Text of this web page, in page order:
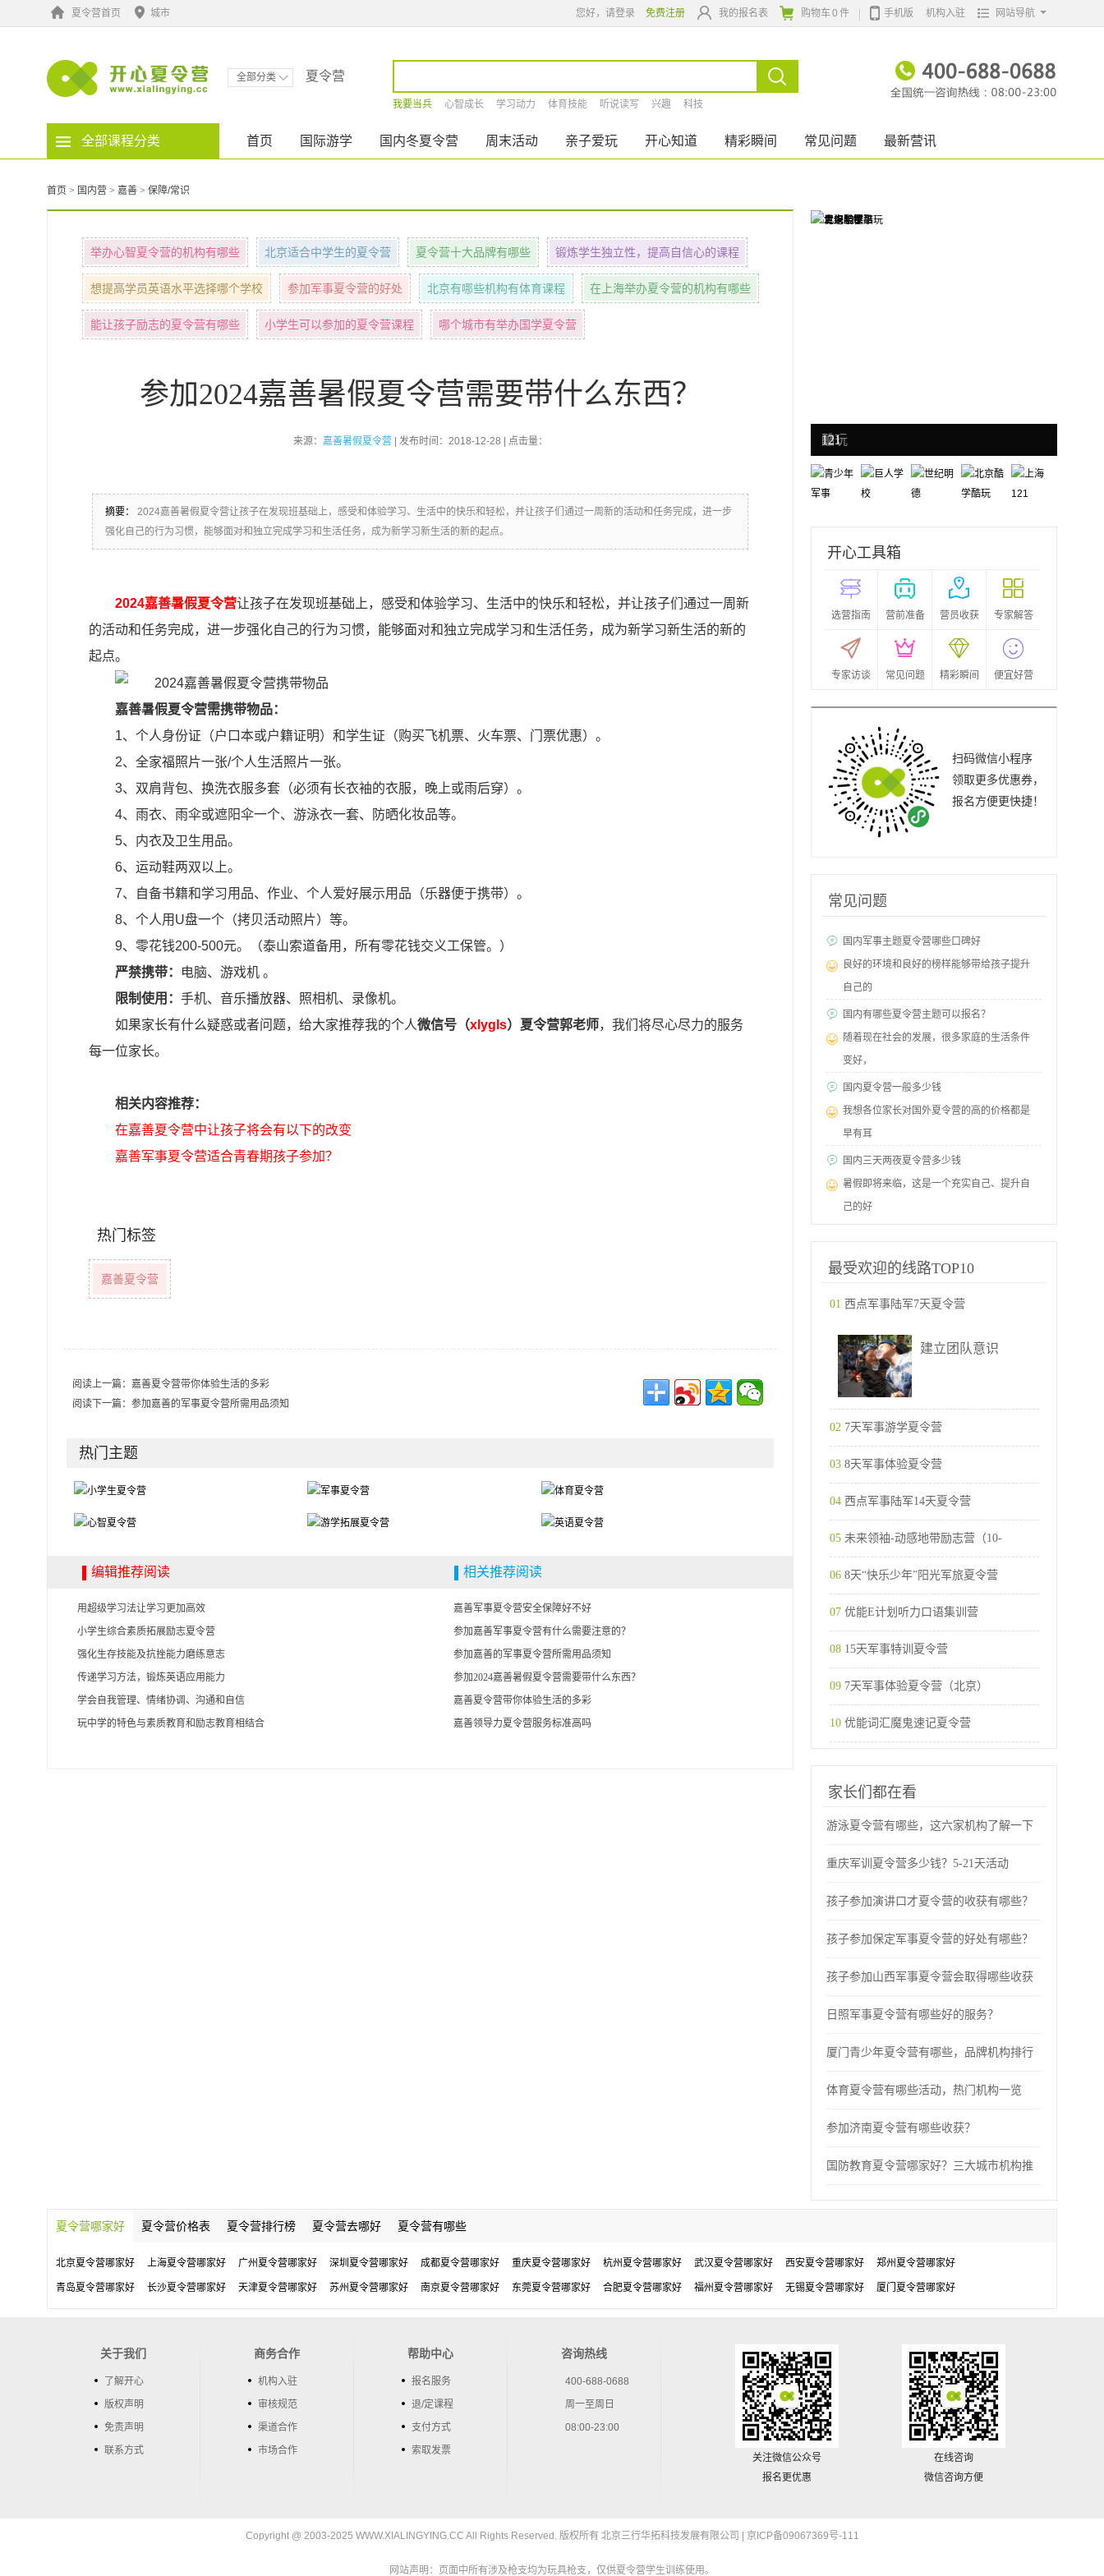
夏令营首页 城市 我的报名表 购物车0 件 手机版 机构入驻 网站导航
您好，请登录 免费注册
夏令营
全部分类
我要当兵 心智成长 学习动力 体育技能 听说读写 兴趣 科技
全部课程分类 首页 国际游学 国内冬夏令营 周末活动 亲子爱玩 开心知道 精彩瞬间 常见问题 最新营讯
首页 > 国内营 > 嘉善 > 保障/常识
举办心智夏令营的机构有哪些 北京适合中学生的夏令营 夏令营十大品牌有哪些 锻炼学生独立性，提高自信心的课程
想提高学员英语水平选择哪个学校 参加军事夏令营的好处 北京有哪些机构有体育课程 在上海举办夏令营的机构有哪些
能让孩子励志的夏令营有哪些 小学生可以参加的夏令营课程 哪个城市有举办国学夏令营
参加2024嘉善暑假夏令营需要带什么东西？
来源： 嘉善暑假夏令营 | 发布时间：2018-12-28 | 点击量：
摘要：
2024嘉善暑假夏令营让孩子在发现班基础上，感受和体验学习、生活中的快乐和轻松，并让孩子们通过一周新的活动和任务完成，进一步
强化自己的行为习惯，能够面对和独立完成学习和生活任务，成为新学习新生活的新的起点。
2024嘉善暑假夏令营让孩子在发现班基础上，感受和体验学习、生活中的快乐和轻松，并让孩子们通过一周新
的活动和任务完成，进一步强化自己的行为习惯，能够面对和独立完成学习和生活任务，成为新学习新生活的新的
起点。
嘉善暑假夏令营需携带物品：
1、个人身份证（户口本或户籍证明）和学生证（购买飞机票、火车票、门票优惠）。
2、全家福照片一张/个人生活照片一张。
3、双肩背包、换洗衣服多套（必须有长衣袖的衣服，晚上或雨后穿）。
4、雨衣、雨伞或遮阳伞一个、游泳衣一套、防晒化妆品等。
5、内衣及卫生用品。
6、运动鞋两双以上。
7、自备书籍和学习用品、作业、个人爱好展示用品（乐器便于携带）。
8、个人用U盘一个（拷贝活动照片）等。
9、零花钱200-500元。（泰山索道备用，所有零花钱交义工保管。）
严禁携带：
电脑、游戏机 。
限制使用： 手机、音乐播放器、照相机、录像机。
如果家长有什么疑惑或者问题，给大家推荐我的个人微信号（xlygls）夏令营郭老师，我们将尽心尽力的服务
每一位家长。
相关内容推荐：
在嘉善夏令营中让孩子将会有以下的改变
嘉善军事夏令营适合青春期孩子参加？
热门标签
嘉善夏令营
阅读上一篇： 嘉善夏令营带你体验生活的多彩
阅读下一篇： 参加嘉善的军事夏令营所需用品须知
热门主题
编辑推荐阅读
用超级学习法让学习更加高效
小学生综合素质拓展励志夏令营
强化生存技能及抗挫能力磨练意志
传递学习方法，锻炼英语应用能力
学会自我管理、情绪协调、沟通和自信
玩中学的特色与素质教育和励志教育相结合
相关推荐阅读
嘉善军事夏令营安全保障好不好
参加嘉善军事夏令营有什么需要注意的？
参加嘉善的军事夏令营所需用品须知
参加2024嘉善暑假夏令营需要带什么东西？
嘉善夏令营带你体验生活的多彩
嘉善领导力夏令营服务标准高吗
军事
校
德
酷玩
121
开心工具箱
选营指南 营前准备 营员收获 专家解答
专家访谈 常见问题 精彩瞬间 便宜好营
扫码微信小程序
领取更多优惠券，
报名方便更快捷！
常见问题
国内军事主题夏令营哪些口碑好
良好的环境和良好的榜样能够带给孩子提升
自己的
国内有哪些夏令营主题可以报名？
随着现在社会的发展，很多家庭的生活条件
变好，
国内夏令营一般多少钱
我想各位家长对国外夏令营的高的价格都是
早有耳
国内三天两夜夏令营多少钱
暑假即将来临，这是一个充实自己、提升自
己的好
最受欢迎的线路TOP10
01 西点军事陆军7天夏令营
建立团队意识
02 7天军事游学夏令营
03 8天军事体验夏令营
04 西点军事陆军14天夏令营
05 未来领袖-动感地带励志营（10-
06 8天“快乐少年”阳光军旅夏令营
07 优能E计划听力口语集训营
08 15天军事特训夏令营
09 7天军事体验夏令营（北京）
10 优能词汇魔鬼速记夏令营
家长们都在看
游泳夏令营有哪些，这六家机构了解一下
重庆军训夏令营多少钱？5-21天活动
孩子参加演讲口才夏令营的收获有哪些？
孩子参加保定军事夏令营的好处有哪些？
孩子参加山西军事夏令营会取得哪些收获
日照军事夏令营有哪些好的服务？
厦门青少年夏令营有哪些，品牌机构排行
体育夏令营有哪些活动，热门机构一览
参加济南夏令营有哪些收获？
国防教育夏令营哪家好？三大城市机构推
夏令营哪家好 夏令营价格表 夏令营排行榜 夏令营去哪好 夏令营有哪些
北京夏令营哪家好 上海夏令营哪家好 广州夏令营哪家好 深圳夏令营哪家好 成都夏令营哪家好 重庆夏令营哪家好 杭州夏令营哪家好 武汉夏令营哪家好 西安夏令营哪家好 郑州夏令营哪家好
青岛夏令营哪家好 长沙夏令营哪家好 天津夏令营哪家好 苏州夏令营哪家好 南京夏令营哪家好 东莞夏令营哪家好 合肥夏令营哪家好 福州夏令营哪家好 无锡夏令营哪家好 厦门夏令营哪家好
关于我们
了解开心
版权声明
免责声明
联系方式
商务合作
机构入驻
审核规范
渠道合作
市场合作
帮助中心
报名服务
退/定课程
支付方式
索取发票
咨询热线
400-688-0688
周一至周日
08:00-23:00
关注微信公众号
报名更优惠
在线咨询
微信咨询方便
Copyright @ 2003-2025 WWW.XIALINGYING.CC All Rights Reserved. 版权所有 北京三行华拓科技发展有限公司 | 京ICP备09067369号-111
网站声明：页面中所有涉及枪支均为玩具枪支，仅供夏令营学生训练使用。